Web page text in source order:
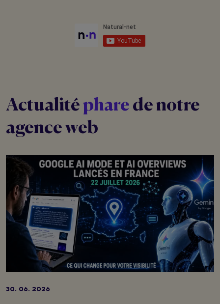
Actualitéphare de notre
agence web
30. 06. 2026